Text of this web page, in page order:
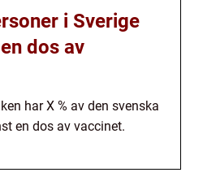
i Sverige
dos av
har X % av den svenska
en dos av vaccinet.